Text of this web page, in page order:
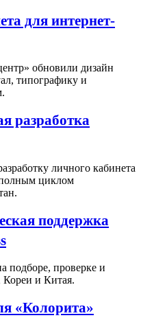
для интернет-
обновили дизайн
типографику и
разработка
личного кабинета
полным циклом
поддержка
подборе, проверке и
Кореи и Китая.
«Колорита»